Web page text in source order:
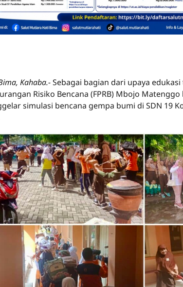
Kahaba.-Sebagai bagian dari upaya
Risiko Bencana (FPRB) Mbojo Matenggo
simulasi bencana gempa bumi di SDN 19